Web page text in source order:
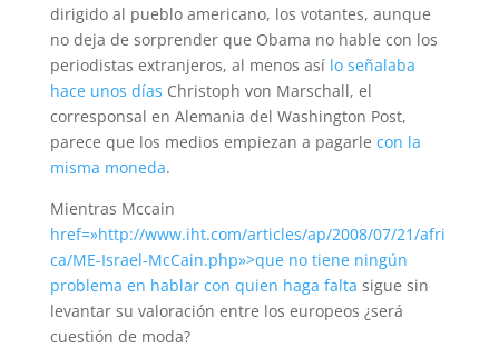
dirigido al pueblo americano, los votantes, aunque
no deja de sorprender que Obama no hable con los
periodistas extranjeros, al menos así lo señalaba
hace unos días Christoph von Marschall, el
corresponsal en Alemania del Washington Post,
parece que los medios empiezan a pagarle con la
misma moneda.
Mientras Mccain
href=»http://www.iht.com/articles/ap/2008/07/21/afri
ca/ME-Israel-McCain.php»>que no tiene ningún
problema en hablar con quien haga falta sigue sin
levantar su valoración entre los europeos ¿será
cuestión de moda?